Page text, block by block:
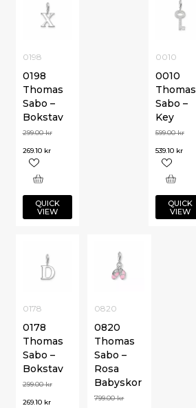
0198
0198
Thomas
Sabo –
Bokstav
299.00kr
269.10 kr
QUICK
VIEW
0010
0010
Thomas
Sabo –
Key
599.00kr
539.10 kr
QUICK
VIEW
0178
0178
Thomas
Sabo –
Bokstav
299.00kr
269.10 kr
0820
0820
Thomas
Sabo –
Rosa
Babyskor
799.00kr